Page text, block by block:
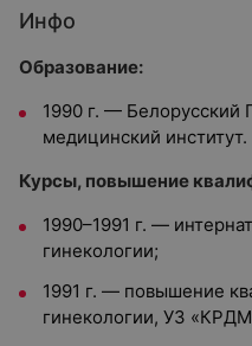
Инфо
Образование:
1990 г. — Белорусский
медицинский институт.
Курсы, повышение
1990–1991 г. —
гинекологии;
1991 г. — повышение
гинекологии, УЗ